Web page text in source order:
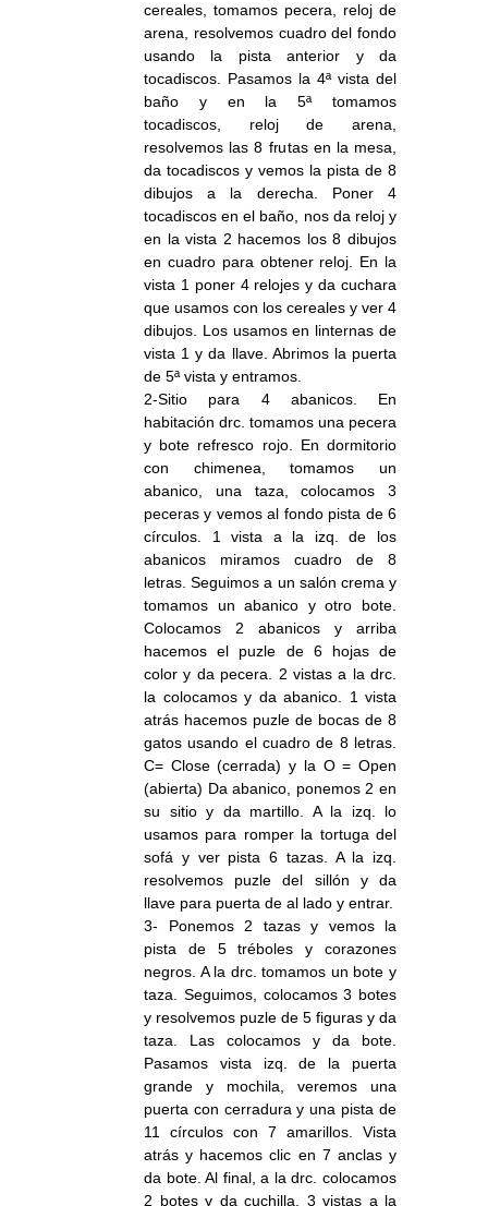
cereales, tomamos pecera, reloj de
arena, resolvemos cuadro del fondo
usando la pista anterior y da
tocadiscos. Pasamos la 4ª vista del
baño y en la 5ª tomamos
tocadiscos, reloj de arena,
resolvemos las 8 frutas en la mesa,
da tocadiscos y vemos la pista de 8
dibujos a la derecha. Poner 4
tocadiscos en el baño, nos da reloj y
en la vista 2 hacemos los 8 dibujos
en cuadro para obtener reloj. En la
vista 1 poner 4 relojes y da cuchara
que usamos con los cereales y ver 4
dibujos. Los usamos en linternas de
vista 1 y da llave. Abrimos la puerta
de 5ª vista y entramos.
2-Sitio para 4 abanicos. En
habitación drc. tomamos una pecera
y bote refresco rojo. En dormitorio
con chimenea, tomamos un
abanico, una taza, colocamos 3
peceras y vemos al fondo pista de 6
círculos. 1 vista a la izq. de los
abanicos miramos cuadro de 8
letras. Seguimos a un salón crema y
tomamos un abanico y otro bote.
Colocamos 2 abanicos y arriba
hacemos el puzle de 6 hojas de
color y da pecera. 2 vistas a la drc.
la colocamos y da abanico. 1 vista
atrás hacemos puzle de bocas de 8
gatos usando el cuadro de 8 letras.
C= Close (cerrada) y la O = Open
(abierta) Da abanico, ponemos 2 en
su sitio y da martillo. A la izq. lo
usamos para romper la tortuga del
sofá y ver pista 6 tazas. A la izq.
resolvemos puzle del sillón y da
llave para puerta de al lado y entrar.
3- Ponemos 2 tazas y vemos la
pista de 5 tréboles y corazones
negros. A la drc. tomamos un bote y
taza. Seguimos, colocamos 3 botes
y resolvemos puzle de 5 figuras y da
taza. Las colocamos y da bote.
Pasamos vista izq. de la puerta
grande y mochila, veremos una
puerta con cerradura y una pista de
11 círculos con 7 amarillos. Vista
atrás y hacemos clic en 7 anclas y
da bote. Al final, a la drc. colocamos
2 botes y da cuchilla. 3 vistas a la